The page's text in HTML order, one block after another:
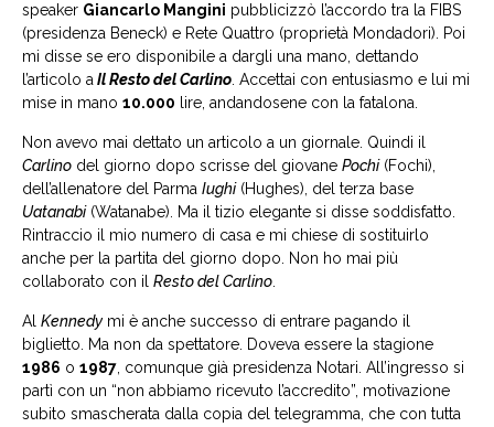
speaker Giancarlo Mangini pubblicizzò l’accordo tra la FIBS
(presidenza Beneck) e Rete Quattro (proprietà Mondadori). Poi
mi disse se ero disponibile a dargli una mano, dettando
l’articolo a Il Resto del Carlino . Accettai con entusiasmo e lui mi
mise in mano 10.000 lire, andandosene con la fatalona.
Non avevo mai dettato un articolo a un giornale. Quindi il
Carlino del giorno dopo scrisse del giovane Pochi(Fochi),
dell’allenatore del Parma Iughi(Hughes), del terza base
Uatanabi(Watanabe). Ma il tizio elegante si disse soddisfatto.
Rintraccio il mio numero di casa e mi chiese di sostituirlo
anche per la partita del giorno dopo. Non ho mai più
collaborato con il Resto del Carlino
Al Kennedy mi è anche successo di entrare pagando il
biglietto. Ma non da spettatore. Doveva essere la stagione
1986 o 1987 , comunque già presidenza Notari. All’ingresso si
partì con un “non abbiamo ricevuto l’accredito”, motivazione
subito smascherata dalla copia del telegramma, che con tutta